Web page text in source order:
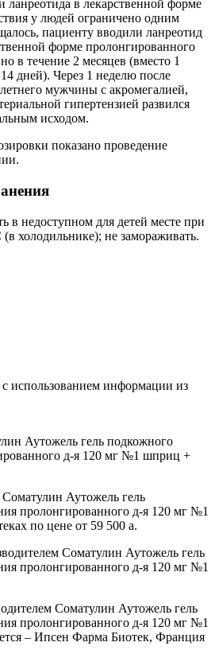
ланреотида в лекарственной форме
у людей ограничено одним
пациенту вводили ланреотид
форме пролонгированного
в течение 2 месяцев (вместо 1
дней). Через 1 неделю после
мужчины с акромегалией,
гипертензией развился
исходом.
показано проведение
в недоступном для детей месте при
(в холодильнике); не замораживать.
использованием информации из
Аутожель гель подкожного
д-я 120 мг №1 шприц +
Аутожель гель
пролонгированного д-я 120 мг №1
по цене от 59 500 a.
Соматулин Аутожель гель
пролонгированного д-я 120 мг №1
Соматулин Аутожель гель
пролонгированного д-я 120 мг №1
– Ипсен Фарма Биотек, Франция